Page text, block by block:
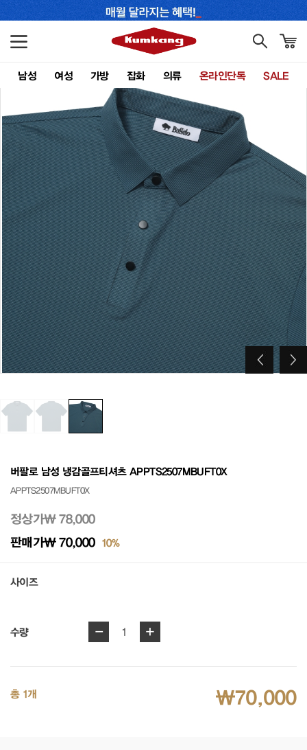
남성 여성 가방 잡화 의류 온라인단독 SALE
버팔로 남성 냉감골프티셔츠 APPTS2507MBUFT0X
APPTS2507MBUFT0X
정상가₩ 78,000
판매가₩ 70,000 10%
사이즈
수량 - 1 +
총 1개 ₩70,000